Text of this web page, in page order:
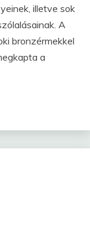
illetve sok
A
bronzérmekkel
a